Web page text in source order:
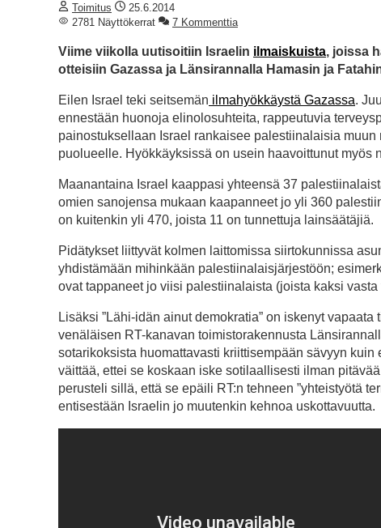
Toimitus
25.6.2014
2781 Näyttökerrat
7 Kommenttia
Viime viikolla uutisoitiin Israelin ilmaiskuista, joissa
otteisiin Gazassa ja Länsirannalla Hamasin ja
Eilen Israel teki seitsemän ilmahyökkäystä Gazassa.
ennestään huonoja elinolosuhteita, rappeutuvia
painostuksellaan Israel rankaisee palestiinalaisia
puolueelle. Hyökkäyksissä on usein haavoittunut myös
Maanantaina Israel kaappasi yhteensä 37
omien sanojensa mukaan kaapanneet jo yli 360
on kuitenkin yli 470, joista 11 on tunnettuja lainsäätäjiä.
Pidätykset liittyvät kolmen laittomissa siirtokunnissa
yhdistämään mihinkään palestiinalaisjärjestöön;
ovat tappaneet jo viisi palestiinalaista (joista kaksi vasta
Lisäksi ”Lähi-idän ainut demokratia” on iskenyt
venäläisen RT-kanavan toimistorakennusta
sotarikoksista huomattavasti kriittisempään sävyyn
väittää, ettei se koskaan iske sotilaallisesti ilman
perusteli sillä, että se epäili RT:n tehneen ”yhteistyötä
entisestään Israelin jo muutenkin kehnoa uskottavuutta.